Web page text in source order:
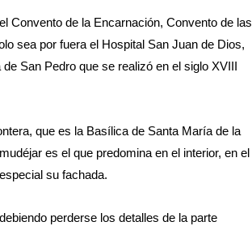
Convento de la Encarnación, Convento de las
sea por fuera el Hospital San Juan de Dios,
San Pedro que se realizó en el siglo XVIII
que es la Basílica de Santa María de la
es el que predomina en el interior, en el
su fachada.
perderse los detalles de la parte